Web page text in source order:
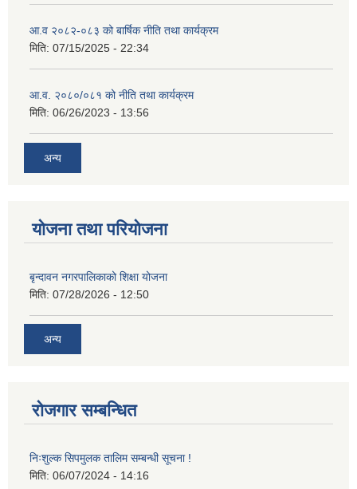
आ.व २०८२-०८३ को बार्षिक नीति तथा कार्यक्रम
मिति: 07/15/2025 - 22:34
आ.व. २०८०/०८१ को नीति तथा कार्यक्रम
मिति: 06/26/2023 - 13:56
अन्य
योजना तथा परियोजना
बृन्दावन नगरपालिकाको शिक्षा योजना
मिति: 07/28/2026 - 12:50
अन्य
रोजगार सम्बन्धित
निःशुल्क सिपमुलक तालिम सम्बन्धी सूचना !
मिति: 06/07/2024 - 14:16